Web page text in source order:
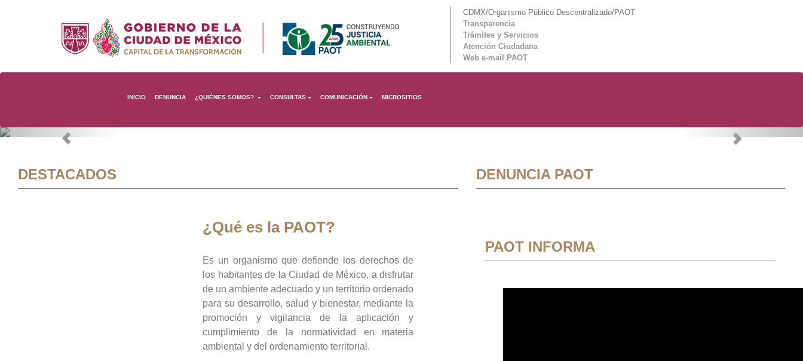
CDMX/Organismo Público Descentralizado/PAOT
Transparencia
Trámites y Servicios
Atención Ciudadana
Web e-mail PAOT
INICIO DENUNCIA ¿QUIÉNES SOMOS? CONSULTAS COMUNICACIÓN MICROSITIOS
Previous Next
DESTACADOS
¿Qué es la PAOT?
Es un organismo que defiende los derechos de
los habitantes de la Ciudad de México, a disfrutar
de un ambiente adecuado y un territorio ordenado
para su desarrollo, salud y bienestar, mediante la
promoción y vigilancia de la aplicación y
cumplimiento de la normatividad en materia
ambiental y del ordenamiento territorial.
DENUNCIA PAOT
PAOT INFORMA